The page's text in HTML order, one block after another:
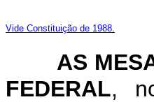
Vide Constituição de 1988.
AS
FEDERAL,